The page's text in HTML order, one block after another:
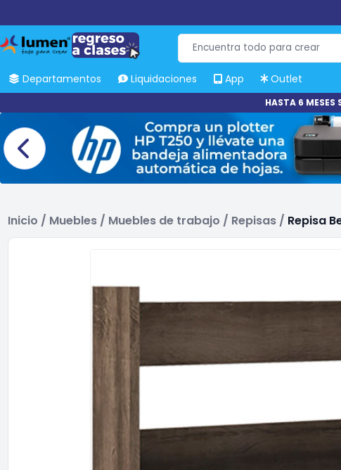
Departamentos Liquidaciones App Outlet
HASTA 6 MESES
Inicio / Muebles / Muebles de trabajo / Repisas / Repisa